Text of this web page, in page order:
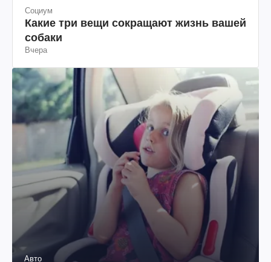
Социум
Какие три вещи сокращают жизнь вашей
собаки
Вчера
Авто